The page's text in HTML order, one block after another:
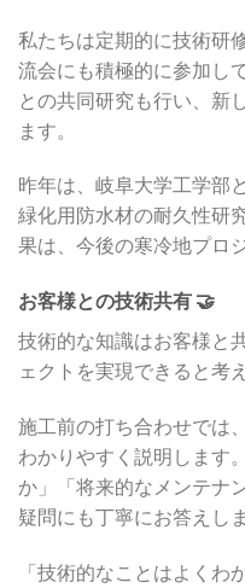
私たちは定期的に技術研
流会にも積極的に参加し
との共同研究も行い、新
ます。
昨年は、岐阜大学工学部
緑化用防水材の耐久性研
果は、今後の寒冷地プロ
お客様との技術共有 🤝
技術的な知識はお客様と
ェクトを実現できると考
施工前の打ち合わせでは
わかりやすく説明します
か」「将来的なメンテナ
疑問にも丁寧にお答えしま
「技術的なことはよくわ